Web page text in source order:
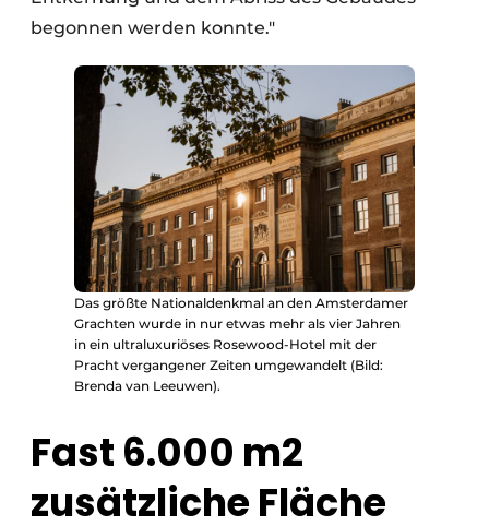
begonnen werden konnte."
Das größte Nationaldenkmal an den Amsterdamer
Grachten wurde in nur etwas mehr als vier Jahren
in ein ultraluxuriöses Rosewood-Hotel mit der
Pracht vergangener Zeiten umgewandelt (Bild:
Brenda van Leeuwen).
Fast 6.000 m2
zusätzliche Fläche